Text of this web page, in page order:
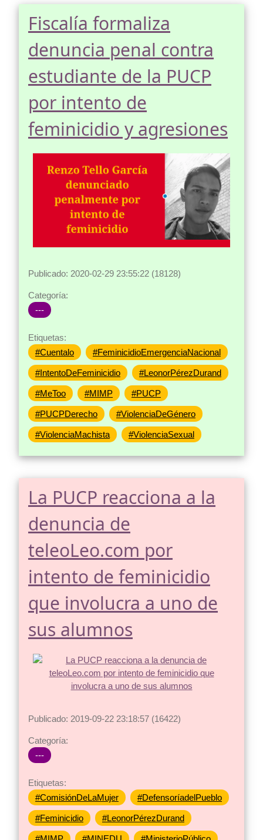
Fiscalía formaliza
denuncia penal contra
estudiante de la PUCP
por intento de
feminicidio y agresiones
Publicado: 2020-02-29 23:55:22 (18128)
Categoría:
---
Etiquetas:
#Cuentalo
#FeminicidioEmergenciaNacional
#IntentoDeFeminicidio #LeonorPérezDurand
#MeToo #MIMP #PUCP
#PUCPDerecho #ViolenciaDeGénero
#ViolenciaMachista #ViolenciaSexual
La PUCP reacciona a la
denuncia de
teleoLeo.com por
intento de feminicidio
que involucra a uno de
sus alumnos
Publicado: 2019-09-22 23:18:57 (16422)
Categoría:
---
Etiquetas:
#ComisiónDeLaMujer
#DefensoríadelPueblo
#Feminicidio #LeonorPérezDurand